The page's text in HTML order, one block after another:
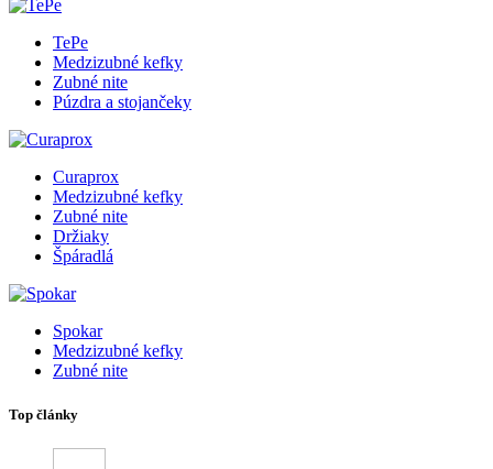
TePe
Medzizubné kefky
Zubné nite
Púzdra a stojančeky
Curaprox
Medzizubné kefky
Zubné nite
Držiaky
Špáradlá
Spokar
Medzizubné kefky
Zubné nite
Top články